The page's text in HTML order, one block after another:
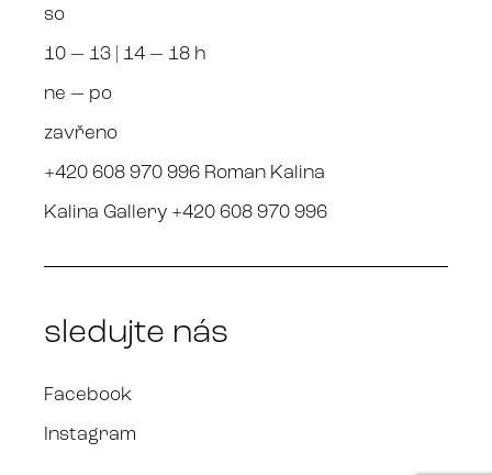
so
10 — 13 | 14 — 18 h
ne — po
zavřeno
+420 608 970 996 Roman Kalina
Kalina Gallery +420 608 970 996
sledujte nás
Facebook
Instagram